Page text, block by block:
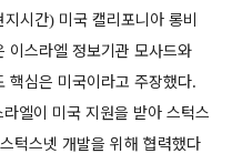
지시간) 미국 캘리포니아 롱비
이스라엘 정보기관 모사드와
핵심은 미국이라고 주장했다.
라엘이 미국 지원을 받아 스턱스
턱스넷 개발을 위해 협력했다